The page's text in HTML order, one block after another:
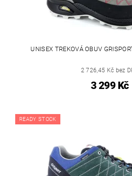
UNISEX TREKOVÁ OBUV
2 726,45 Kč bez
3 299 Kč
READY STOCK